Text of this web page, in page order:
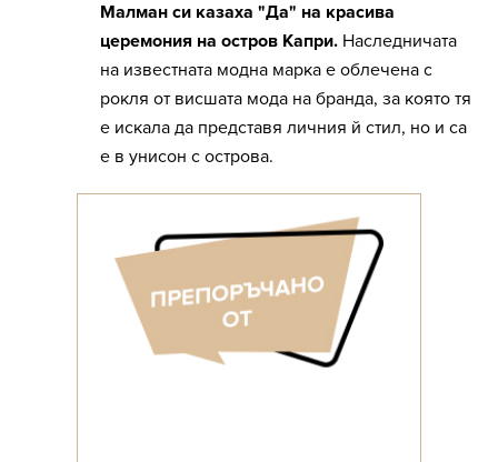
Малман си казаха "Да" на красива
церемония на остров Капри. Наследничата
на известната модна марка е облечена с
рокля от висшата мода на бранда, за която тя
е искала да представя личния й стил, но и са
е в унисон с острова.